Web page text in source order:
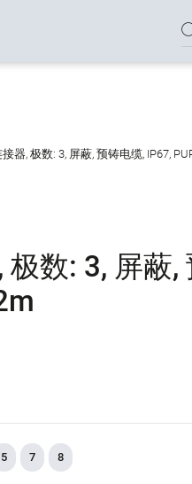
器, 极数: 3, 屏蔽, 预铸电缆, IP67,
数: 3, 屏蔽,
5 7 8